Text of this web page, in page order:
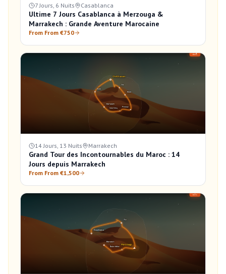
7 Jours, 6 Nuits Casablanca
Ultime 7 Jours Casablanca à Merzouga &
Marrakech : Grande Aventure Marocaine
From From €750
14 Jours, 13 Nuits Marrakech
Grand Tour des Incontournables du Maroc : 14
Jours depuis Marrakech
From From €1,500